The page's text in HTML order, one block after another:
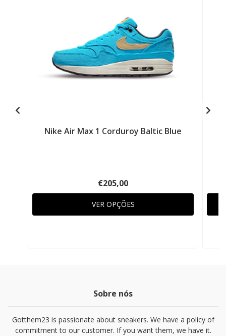
Nike Air Max 1 Corduroy Baltic Blue
€205,00
VER OPÇÕES
Sobre nós
Gotthem23 is passionate about sneakers. We have a policy of
commitment to our customer. If you want them, we have it.